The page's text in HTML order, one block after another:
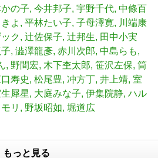
の子 今井邦子 宇野千代 中條百
よ 平林たい子 子母澤寛
川端康
ク 辻佐保子 辻邦生
田中小実
澁澤龍彥 赤川次郎 中島らも
野間宏 木下杢太郎 笹沢左保 筒
寿史 松尾豊 冲方丁 井上靖 室
犀星 大庭みな子 伊集院静 ハル
リ 野坂昭如 堀道広
もっと見る